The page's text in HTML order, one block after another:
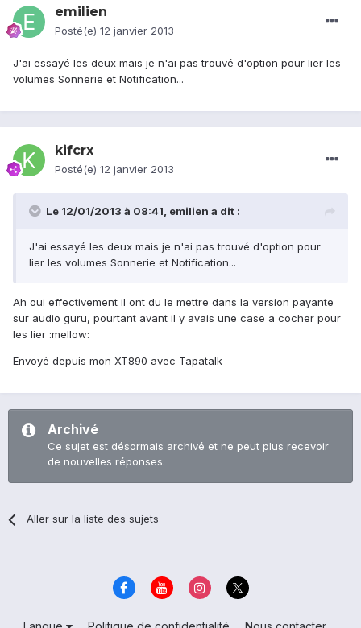
emilien
Posté(e) 12 janvier 2013
J'ai essayé les deux mais je n'ai pas trouvé d'option pour lier les
volumes Sonnerie et Notification...
kifcrx
Posté(e) 12 janvier 2013
Le 12/01/2013 à 08:41, emilien a dit :
J'ai essayé les deux mais je n'ai pas trouvé d'option pour
lier les volumes Sonnerie et Notification...
Ah oui effectivement il ont du le mettre dans la version payante
sur audio guru, pourtant avant il y avais une case a cocher pour
les lier :mellow:
Envoyé depuis mon XT890 avec Tapatalk
Archivé
Ce sujet est désormais archivé et ne peut plus recevoir
de nouvelles réponses.
Aller sur la liste des sujets